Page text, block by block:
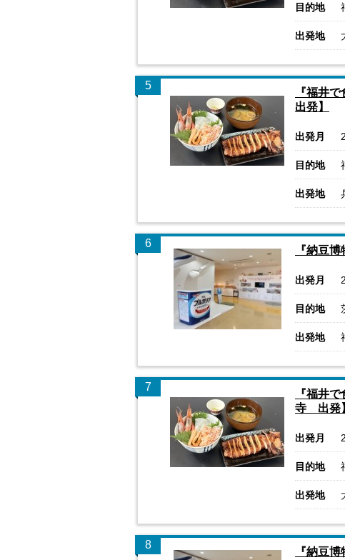
目的地
出発地
5
『福井
出発】
出発月
目的地
出発地
6
『納豆
出発月
目的地
出発地
7
『福井
寺 出発
出発月
目的地
出発地
8
『納豆